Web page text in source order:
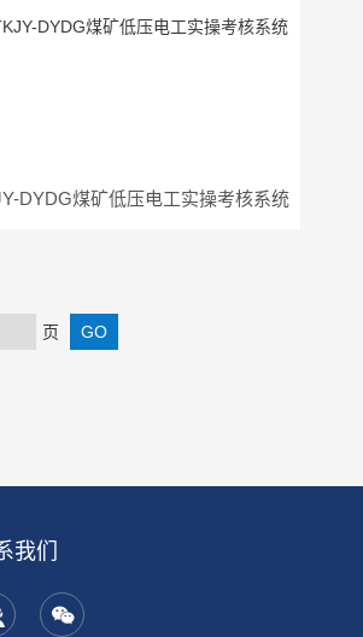
DYDG煤矿低压电工实操考核系统
页
我们